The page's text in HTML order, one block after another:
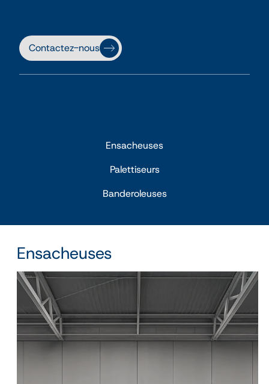
Contactez-nous
Ensacheuses
Palettiseurs
Banderoleuses
Ensacheuses